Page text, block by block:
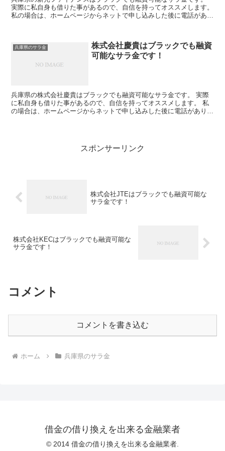
実際に私自身も借りた事があるので、自信を持ってオススメします。
私の場合は、ホームページからネットで申し込みした後に電話があ
兵庫県のサラ金
株式会社慶貴はブラックでも融資
可能なサラ金です！
兵庫県の株式会社慶貴はブラックでも融資可能なサラ金です。 実際
に私自身も借りた事があるので、自信を持ってオススメします。 私
の場合は、ホームページからネットで申し込みした後に電話があり、
スポンサーリンク
株式会社JTEはブラックでも融資可能な
サラ金です！
株式会社KECはブラックでも融資可能な
サラ金です！
コメント
コメントを書き込む
ホーム 兵庫県のサラ金
借金の借り換えを出来る金融業者
© 2014 借金の借り換えを出来る金融業者.